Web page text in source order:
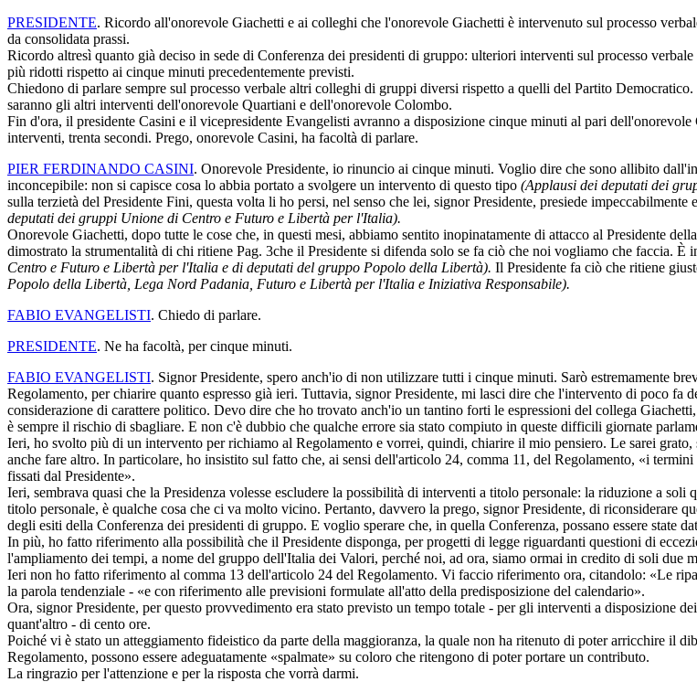
PRESIDENTE. Ricordo all'onorevole Giachetti e ai colleghi che l'onorevole Giachetti è intervenuto sul processo
da consolidata prassi.
Ricordo altresì quanto già deciso in sede di Conferenza dei presidenti di gruppo: ulteriori interventi sul processo
più ridotti rispetto ai cinque minuti precedentemente previsti.
Chiedono di parlare sempre sul processo verbale altri colleghi di gruppi diversi rispetto a quelli del Partito
saranno gli altri interventi dell'onorevole Quartiani e dell'onorevole Colombo.
Fin d'ora, il presidente Casini e il vicepresidente Evangelisti avranno a disposizione cinque minuti al pari
interventi, trenta secondi. Prego, onorevole Casini, ha facoltà di parlare.
PIER FERDINANDO CASINI. Onorevole Presidente, io rinuncio ai cinque minuti. Voglio dire che sono allibito
inconcepibile: non si capisce cosa lo abbia portato a svolgere un intervento di questo tipo (Applausi dei deputati dei
sulla terzietà del Presidente Fini, questa volta li ho persi, nel senso che lei, signor Presidente, presiede
deputati dei gruppi Unione di Centro e Futuro e Libertà per l'Italia).
Onorevole Giachetti, dopo tutte le cose che, in questi mesi, abbiamo sentito inopinatamente di attacco al Presidente
dimostrato la strumentalità di chi ritiene Pag. 3che il Presidente si difenda solo se fa ciò che noi vogliamo che faccia. È
Centro e Futuro e Libertà per l'Italia e di deputati del gruppo Popolo della Libertà). Il Presidente fa ciò che ritiene
Popolo della Libertà, Lega Nord Padania, Futuro e Libertà per l'Italia e Iniziativa Responsabile).
FABIO EVANGELISTI. Chiedo di parlare.
PRESIDENTE. Ne ha facoltà, per cinque minuti.
FABIO EVANGELISTI. Signor Presidente, spero anch'io di non utilizzare tutti i cinque minuti. Sarò estremamente
Regolamento, per chiarire quanto espresso già ieri. Tuttavia, signor Presidente, mi lasci dire che l'intervento di poco fa
considerazione di carattere politico. Devo dire che ho trovato anch'io un tantino forti le espressioni del collega
è sempre il rischio di sbagliare. E non c'è dubbio che qualche errore sia stato compiuto in queste difficili giornate
Ieri, ho svolto più di un intervento per richiamo al Regolamento e vorrei, quindi, chiarire il mio pensiero. Le sarei grato,
anche fare altro. In particolare, ho insistito sul fatto che, ai sensi dell'articolo 24, comma 11, del Regolamento, «i
fissati dal Presidente».
Ieri, sembrava quasi che la Presidenza volesse escludere la possibilità di interventi a titolo personale: la riduzione a
titolo personale, è qualche cosa che ci va molto vicino. Pertanto, davvero la prego, signor Presidente, di riconsiderare
degli esiti della Conferenza dei presidenti di gruppo. E voglio sperare che, in quella Conferenza, possano essere state
In più, ho fatto riferimento alla possibilità che il Presidente disponga, per progetti di legge riguardanti questioni di
l'ampliamento dei tempi, a nome del gruppo dell'Italia dei Valori, perché noi, ad ora, siamo ormai in credito di soli due
Ieri non ho fatto riferimento al comma 13 dell'articolo 24 del Regolamento. Vi faccio riferimento ora, citandolo: «Le
la parola tendenziale - «e con riferimento alle previsioni formulate all'atto della predisposizione del calendario».
Ora, signor Presidente, per questo provvedimento era stato previsto un tempo totale - per gli interventi a disposizione
quant'altro - di cento ore.
Poiché vi è stato un atteggiamento fideistico da parte della maggioranza, la quale non ha ritenuto di poter arricchire il
Regolamento, possono essere adeguatamente «spalmate» su coloro che ritengono di poter portare un contributo.
La ringrazio per l'attenzione e per la risposta che vorrà darmi.